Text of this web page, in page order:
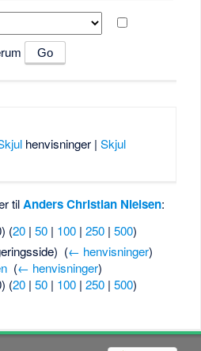
henvisninger | Skjul
tilAnders Christian Nielsen:
(20 |50 | 100 |250 |500)
(← henvisninger)
‎ (← henvisninger)
(20 |50 | 100 |250 |500)